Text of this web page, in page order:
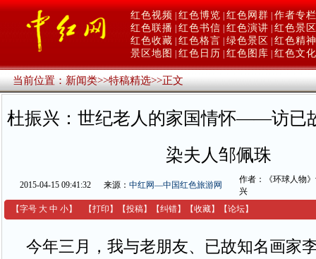
红色视频 红色博览 红色网群 作者专栏
红色联播 红色书信 红色演讲 红色景区
红色收藏 红色格言 绿色景区
红色精神
景区地图
红色日历 红色图库 红色文化
当前位置：新闻类>>特稿精选>>正文
杜振兴：世纪老人的家国情怀——访已
染夫人邹佩珠
2015-04-15 09:41:32 来源： 中红网—中国红色旅游网
作者：《环球人物
兴
【字号 大 中 小】 【打印 】 【投稿】 【纠错】 【收藏】 【论坛】
今年三月，我与老朋友、已故知名画家